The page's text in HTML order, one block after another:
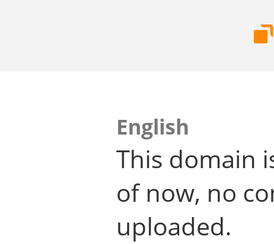
English
This domain
of now, no
uploaded.